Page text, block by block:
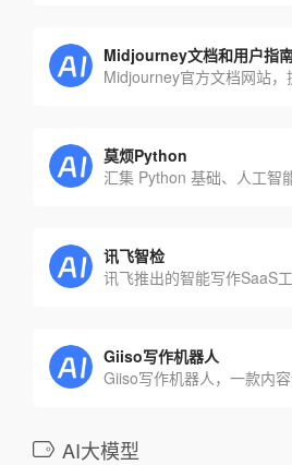
Midjourney文档和用户指
莫烦Python
讯飞智检
Giiso写作机器人
Giiso写作机器人，一款内
AI大模型